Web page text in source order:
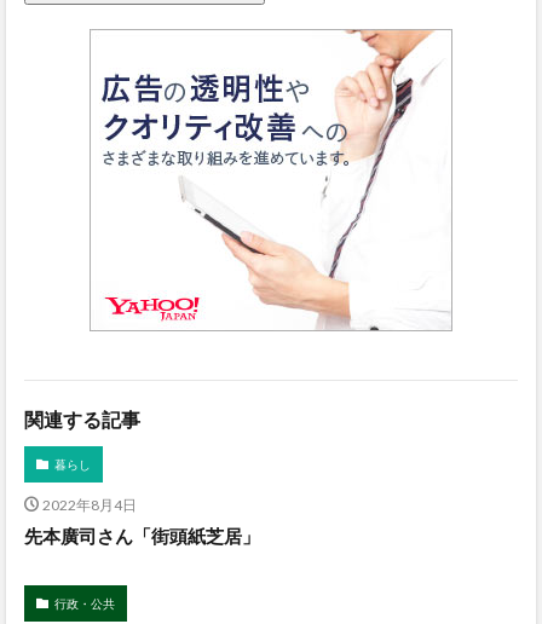
関連する記事
暮らし
2022年8月4日
先本廣司さん「街頭紙芝居」
行政・公共